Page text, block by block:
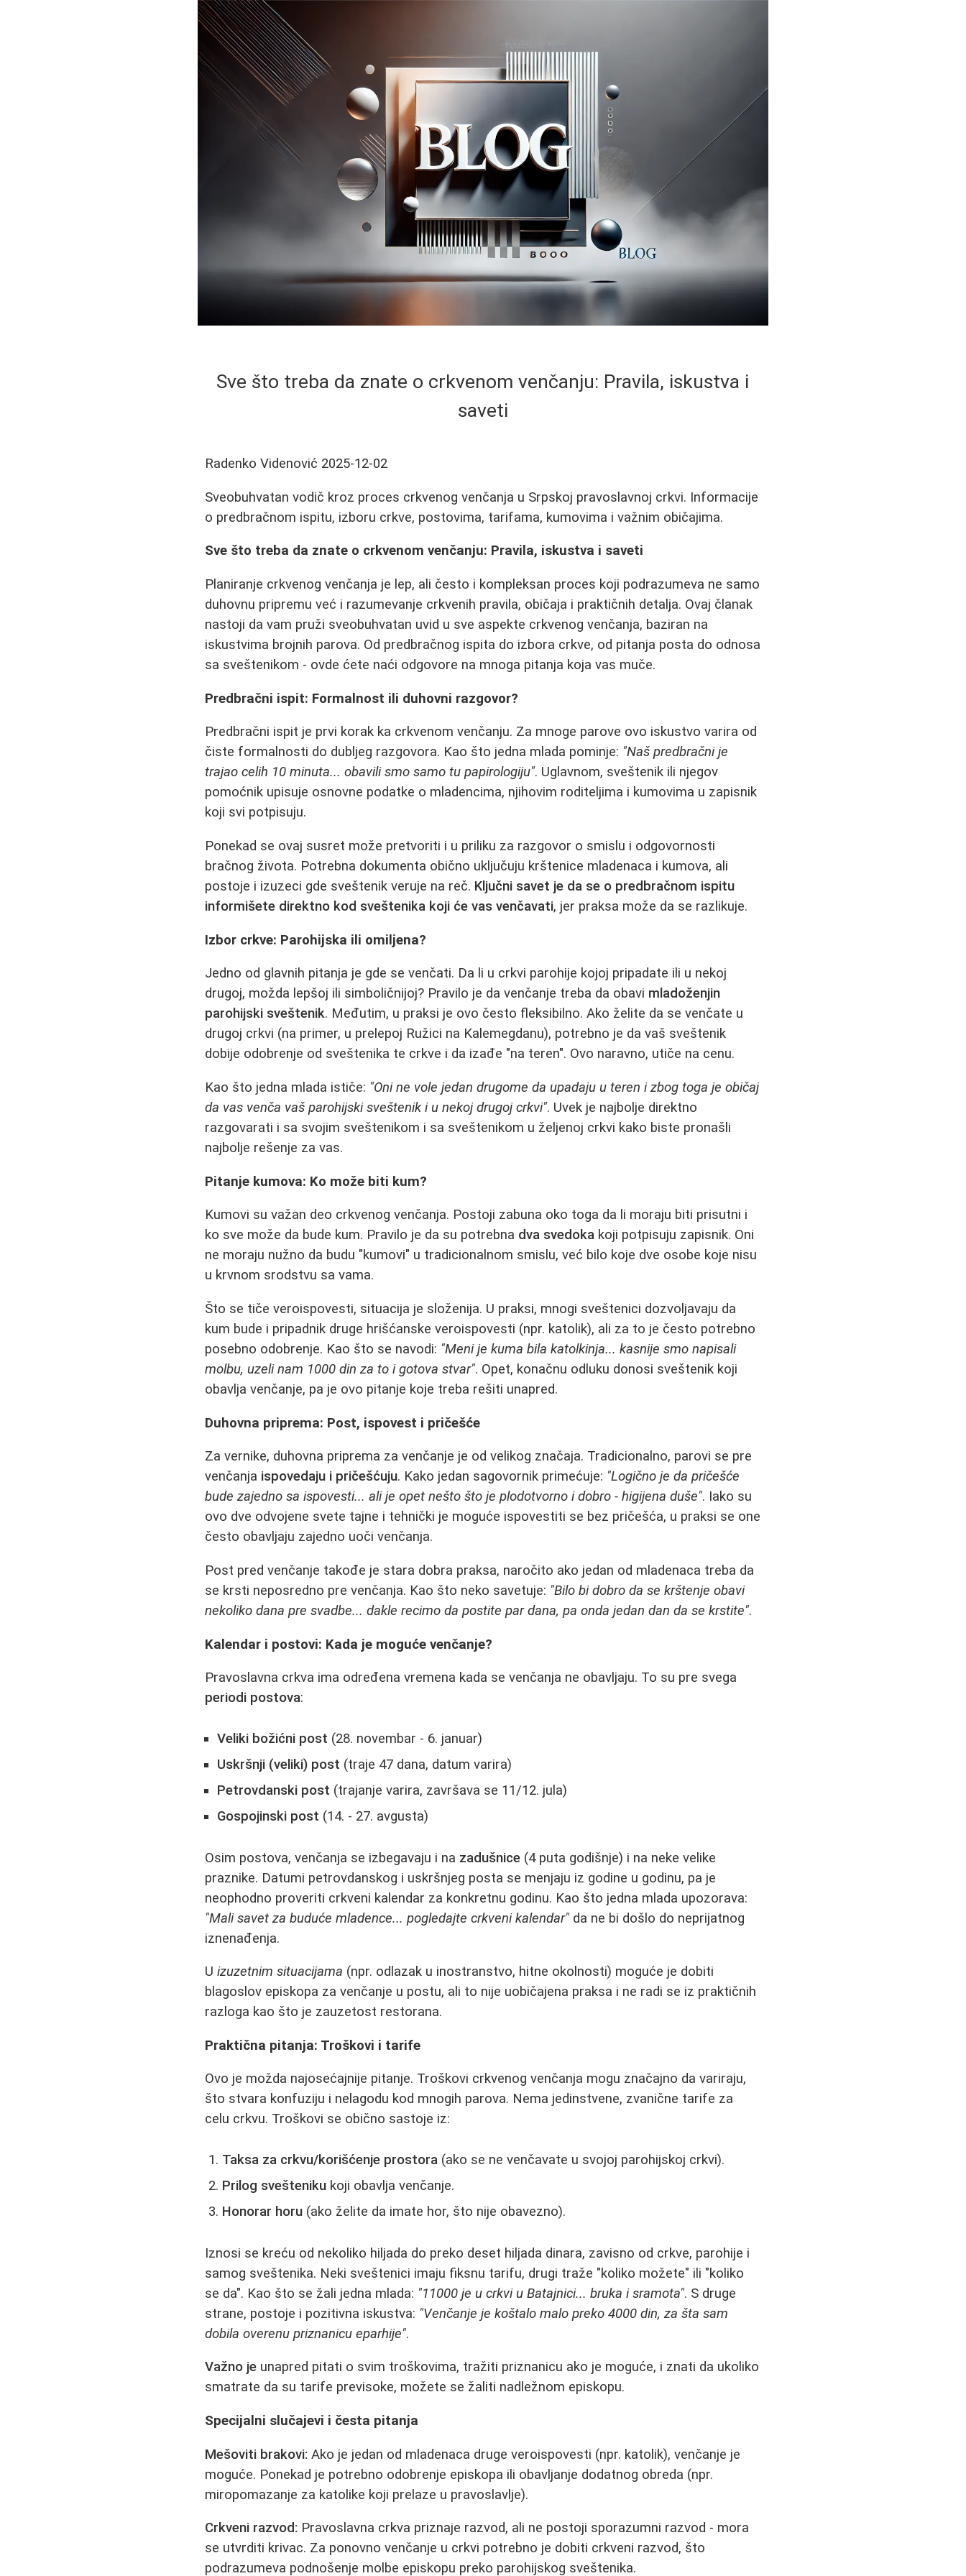
Sve što treba da znate o crkvenom venčanju: Pravila, iskustva i
saveti
Radenko Videnović 2025-12-02
Sveobuhvatan vodič kroz proces crkvenog venčanja u Srpskoj pravoslavnoj crkvi. Informacije
o predbračnom ispitu, izboru crkve, postovima, tarifama, kumovima i važnim običajima.
Sve što treba da znate o crkvenom venčanju: Pravila, iskustva i saveti
Planiranje crkvenog venčanja je lep, ali često i kompleksan proces koji podrazumeva ne samo
duhovnu pripremu već i razumevanje crkvenih pravila, običaja i praktičnih detalja. Ovaj članak
nastoji da vam pruži sveobuhvatan uvid u sve aspekte crkvenog venčanja, baziran na
iskustvima brojnih parova. Od predbračnog ispita do izbora crkve, od pitanja posta do odnosa
sa sveštenikom - ovde ćete naći odgovore na mnoga pitanja koja vas muče.
Predbračni ispit: Formalnost ili duhovni razgovor?
Predbračni ispit je prvi korak ka crkvenom venčanju. Za mnoge parove ovo iskustvo varira od
čiste formalnosti do dubljeg razgovora. Kao što jedna mlada pominje: "Naš predbračni je
trajao celih 10 minuta... obavili smo samo tu papirologiju". Uglavnom, sveštenik ili njegov
pomoćnik upisuje osnovne podatke o mladencima, njihovim roditeljima i kumovima u zapisnik
koji svi potpisuju.
Ponekad se ovaj susret može pretvoriti i u priliku za razgovor o smislu i odgovornosti
bračnog života. Potrebna dokumenta obično uključuju krštenice mladenaca i kumova, ali
postoje i izuzeci gde sveštenik veruje na reč. Ključni savet je da se o predbračnom ispitu
informišete direktno kod sveštenika koji će vas venčavati, jer praksa može da se razlikuje.
Izbor crkve: Parohijska ili omiljena?
Jedno od glavnih pitanja je gde se venčati. Da li u crkvi parohije kojoj pripadate ili u nekoj
drugoj, možda lepšoj ili simboličnijoj? Pravilo je da venčanje treba da obavi mladoženjin
parohijski sveštenik. Međutim, u praksi je ovo često fleksibilno. Ako želite da se venčate u
drugoj crkvi (na primer, u prelepoj Ružici na Kalemegdanu), potrebno je da vaš sveštenik
dobije odobrenje od sveštenika te crkve i da izađe "na teren". Ovo naravno, utiče na cenu.
Kao što jedna mlada ističe: "Oni ne vole jedan drugome da upadaju u teren i zbog toga je običaj
da vas venča vaš parohijski sveštenik i u nekoj drugoj crkvi". Uvek je najbolje direktno
razgovarati i sa svojim sveštenikom i sa sveštenikom u željenoj crkvi kako biste pronašli
najbolje rešenje za vas.
Pitanje kumova: Ko može biti kum?
Kumovi su važan deo crkvenog venčanja. Postoji zabuna oko toga da li moraju biti prisutni i
ko sve može da bude kum. Pravilo je da su potrebna dva svedoka koji potpisuju zapisnik. Oni
ne moraju nužno da budu "kumovi" u tradicionalnom smislu, već bilo koje dve osobe koje nisu
u krvnom srodstvu sa vama.
Što se tiče veroispovesti, situacija je složenija. U praksi, mnogi sveštenici dozvoljavaju da
kum bude i pripadnik druge hrišćanske veroispovesti (npr. katolik), ali za to je često potrebno
posebno odobrenje. Kao što se navodi: "Meni je kuma bila katolkinja... kasnije smo napisali
molbu, uzeli nam 1000 din za to i gotova stvar". Opet, konačnu odluku donosi sveštenik koji
obavlja venčanje, pa je ovo pitanje koje treba rešiti unapred.
Duhovna priprema: Post, ispovest i pričešće
Za vernike, duhovna priprema za venčanje je od velikog značaja. Tradicionalno, parovi se pre
venčanja ispovedaju i pričešćuju. Kako jedan sagovornik primećuje: "Logično je da pričešće
bude zajedno sa ispovesti... ali je opet nešto što je plodotvorno i dobro - higijena duše". Iako su
ovo dve odvojene svete tajne i tehnički je moguće ispovestiti se bez pričešća, u praksi se one
često obavljaju zajedno uoči venčanja.
Post pred venčanje takođe je stara dobra praksa, naročito ako jedan od mladenaca treba da
se krsti neposredno pre venčanja. Kao što neko savetuje: "Bilo bi dobro da se krštenje obavi
nekoliko dana pre svadbe... dakle recimo da postite par dana, pa onda jedan dan da se krstite".
Kalendar i postovi: Kada je moguće venčanje?
Pravoslavna crkva ima određena vremena kada se venčanja ne obavljaju. To su pre svega
periodi postova:
Veliki božićni post (28. novembar - 6. januar)
Uskršnji (veliki) post (traje 47 dana, datum varira)
Petrovdanski post (trajanje varira, završava se 11/12. jula)
Gospojinski post (14. - 27. avgusta)
Osim postova, venčanja se izbegavaju i na zadušnice (4 puta godišnje) i na neke velike
praznike. Datumi petrovdanskog i uskršnjeg posta se menjaju iz godine u godinu, pa je
neophodno proveriti crkveni kalendar za konkretnu godinu. Kao što jedna mlada upozorava:
"Mali savet za buduće mladence... pogledajte crkveni kalendar" da ne bi došlo do neprijatnog
iznenađenja.
Uizuzetnim situacijama (npr. odlazak u inostranstvo, hitne okolnosti) moguće je dobiti
blagoslov episkopa za venčanje u postu, ali to nije uobičajena praksa i ne radi se iz praktičnih
razloga kao što je zauzetost restorana.
Praktična pitanja: Troškovi i tarife
Ovo je možda najosećajnije pitanje. Troškovi crkvenog venčanja mogu značajno da variraju,
što stvara konfuziju i nelagodu kod mnogih parova. Nema jedinstvene, zvanične tarife za
celu crkvu. Troškovi se obično sastoje iz:
Taksa za crkvu/korišćenje prostora (ako se ne venčavate u svojoj parohijskoj crkvi).
Prilog svešteniku koji obavlja venčanje.
Honorar horu (ako želite da imate hor, što nije obavezno).
Iznosi se kreću od nekoliko hiljada do preko deset hiljada dinara, zavisno od crkve, parohije i
samog sveštenika. Neki sveštenici imaju fiksnu tarifu, drugi traže "koliko možete" ili "koliko
se da". Kao što se žali jedna mlada: "11000 je u crkvi u Batajnici... bruka i sramota". S druge
strane, postoje i pozitivna iskustva: "Venčanje je koštalo malo preko 4000 din, za šta sam
dobila overenu priznanicu eparhije".
Važno je unapred pitati o svim troškovima, tražiti priznanicu ako je moguće, i znati da ukoliko
smatrate da su tarife previsoke, možete se žaliti nadležnom episkopu.
Specijalni slučajevi i česta pitanja
Mešoviti brakovi: Ako je jedan od mladenaca druge veroispovesti (npr. katolik), venčanje je
moguće. Ponekad je potrebno odobrenje episkopa ili obavljanje dodatnog obreda (npr.
miropomazanje za katolike koji prelaze u pravoslavlje).
Crkveni razvod: Pravoslavna crkva priznaje razvod, ali ne postoji sporazumni razvod - mora
se utvrditi krivac. Za ponovno venčanje u crkvi potrebno je dobiti crkveni razvod, što
podrazumeva podnošenje molbe episkopu preko parohijskog sveštenika.